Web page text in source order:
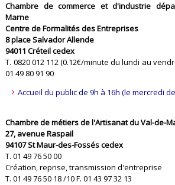
Chambre de commerce et d'industrie
Marne
Centre de Formalités des Entreprises
8 place Salvador Allende
94011 Créteil cedex
T. 0820 012 112 (0.12€/minute du lundi au
01 49 80 91 90
Accueil du public de 9h à 16h (le mercredi
Chambre de métiers de l'Artisanat du Val-de-
27, avenue Raspail
94107 St Maur-des-Fossés cedex
T. 01 49 76 50 00
Création, reprise, transmission d'entreprise
T. 01 49 76 50 18 /10 F. 01 43 97 32 13